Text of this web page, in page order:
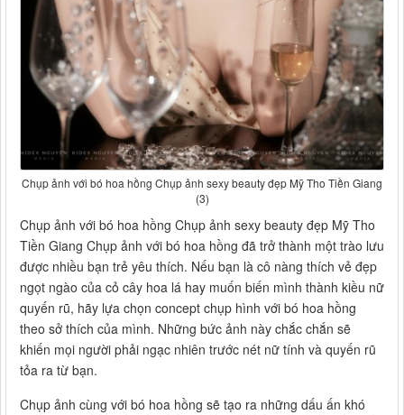
Chụp ảnh với bó hoa hồng Chụp ảnh sexy beauty đẹp Mỹ Tho Tiền Giang
(3)
Chụp ảnh với bó hoa hồng Chụp ảnh sexy beauty đẹp Mỹ Tho
Tiền Giang Chụp ảnh với bó hoa hồng đã trở thành một trào lưu
được nhiều bạn trẻ yêu thích. Nếu bạn là cô nàng thích vẻ đẹp
ngọt ngào của cỏ cây hoa lá hay muốn biến mình thành kiều nữ
quyến rũ, hãy lựa chọn concept chụp hình với bó hoa hồng
theo sở thích của mình. Những bức ảnh này chắc chắn sẽ
khiến mọi người phải ngạc nhiên trước nét nữ tính và quyến rũ
tỏa ra từ bạn.
Chụp ảnh cùng với bó hoa hồng sẽ tạo ra những dấu ấn khó